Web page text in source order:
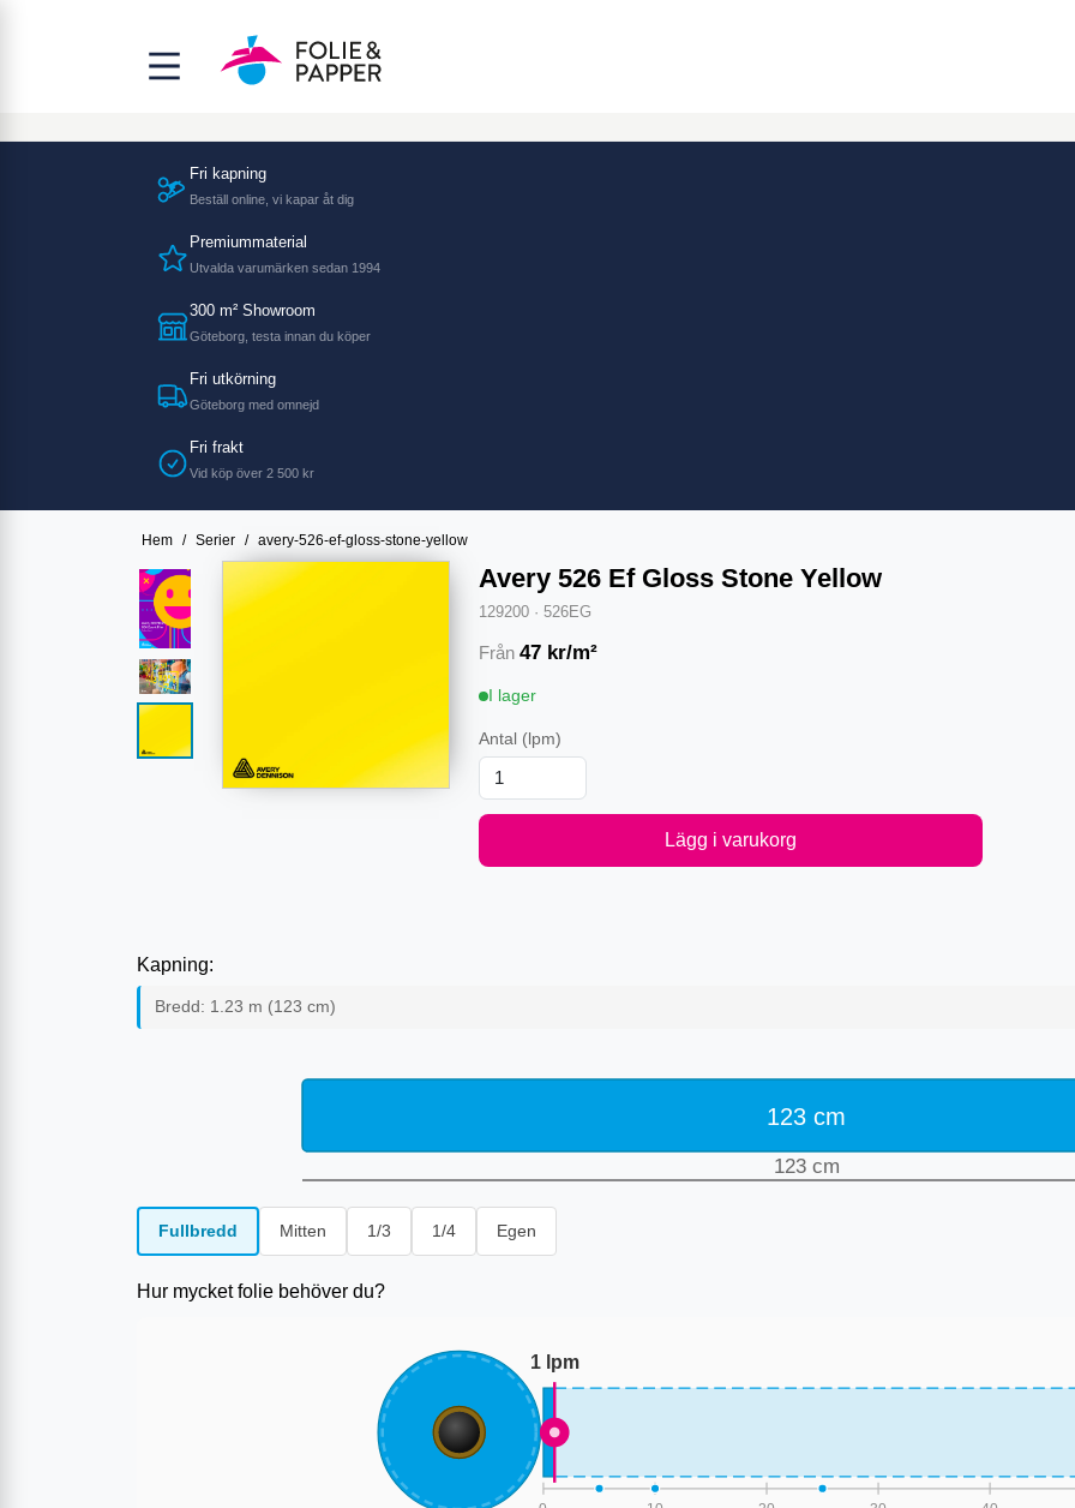
Fri kapning
Beställ online, vi kapar åt dig
Premiummaterial
Utvalda varumärken sedan 1994
300 m² Showroom
Göteborg, testa innan du köper
Fri utkörning
Göteborg med omnejd
Fri frakt
Vid köp över 2 500 kr
Hem / Serier / avery-526-ef-gloss-stone-yellow
Avery 526 Ef Gloss Stone Yellow
129200 · 526EG
Från 47 kr/m²
I lager
Antal (lpm)
Lägg i varukorg
Kapning:
Bredd: 1.23 m (123 cm)
123 cm
123cm
Fullbredd Mitten 1/3 1/4 Egen
Hur mycket folie behöver du?
1lpm